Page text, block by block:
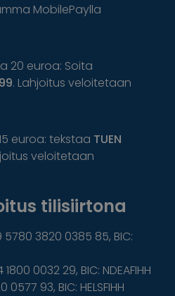
MobilePaylla
20 euroa: Soita
. Lahjoitus veloitetaan
euroa: tekstaa TUEN
veloitetaan
tilisiirtona
5780 3820 0385 85, BIC:
0032 29, BIC: NDEAFIHH
0577 93, BIC: HELSFIHH